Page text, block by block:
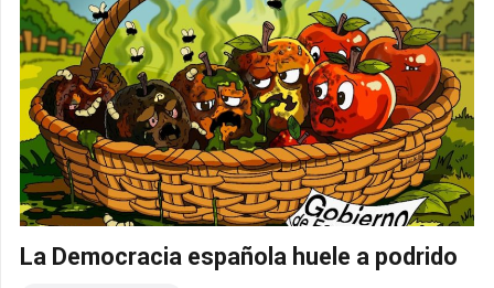
La Democracia española huele a podrido